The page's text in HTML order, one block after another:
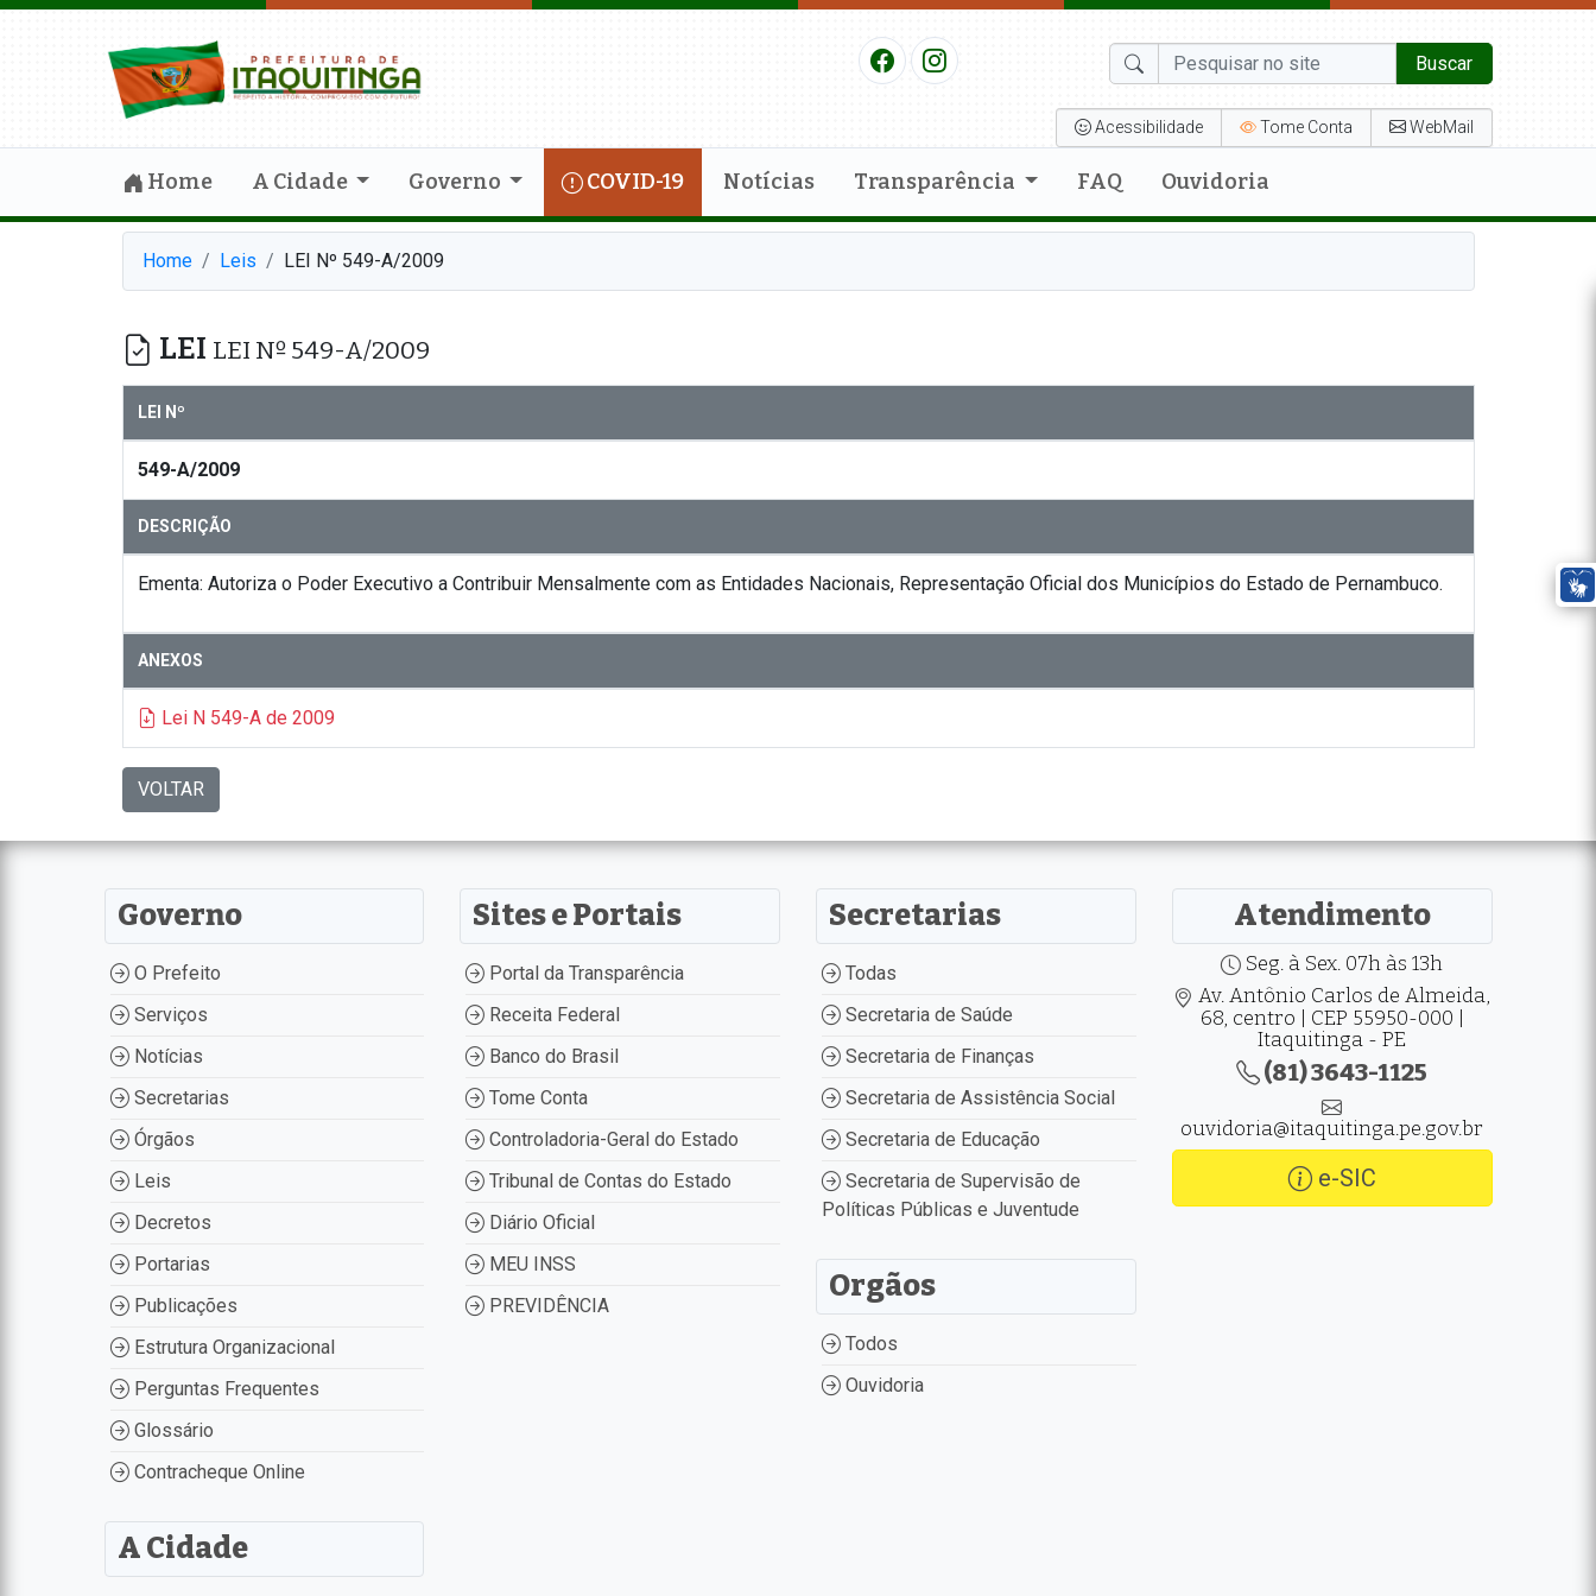
Buscar
Acessibilidade Tome Conta WebMail
Home A Cidade Governo COVID-19 Notícias Transparência FAQ Ouvidoria
Home Leis LEI Nº 549-A/2009
LEI LEI Nº 549-A/2009
LEI Nº
549-A/2009
DESCRIÇÃO
Ementa: Autoriza o Poder Executivo a Contribuir Mensalmente com as Entidades Nacionais, Representação Oficial dos Municípios do Estado de Pernambuco.
ANEXOS
Lei N 549-A de 2009
VOLTAR
Governo
O Prefeito
Serviços
Notícias
Secretarias
Órgãos
Leis
Decretos
Portarias
Publicações
Estrutura Organizacional
Perguntas Frequentes
Glossário
Contracheque Online
A Cidade
Sites e Portais
Portal da Transparência
Receita Federal
Banco do Brasil
Tome Conta
Controladoria-Geral do Estado
Tribunal de Contas do Estado
Diário Oficial
MEU INSS
PREVIDÊNCIA
Secretarias
Todas
Secretaria de Saúde
Secretaria de Finanças
Secretaria de Assistência Social
Secretaria de Educação
Secretaria de Supervisão de
Políticas Públicas e Juventude
Orgãos
Todos
Ouvidoria
Atendimento
Seg. à Sex. 07h às 13h
Av. Antônio Carlos de Almeida,
68, centro | CEP 55950-000 |
Itaquitinga - PE
(81) 3643-1125
ouvidoria@itaquitinga.pe.gov.br
e-SIC